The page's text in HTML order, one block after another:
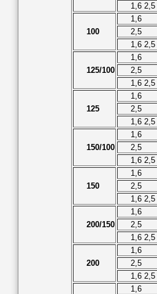
1,6 2,5
100
1,6
2,5
1,6 2,5
125/100
1,6
2,5
1,6 2,5
125
1,6
2,5
1,6 2,5
150/100
1,6
2,5
1,6 2,5
150
1,6
2,5
1,6 2,5
200/150
1,6
2,5
1,6 2,5
200
1,6
2,5
1,6 2,5
1,6